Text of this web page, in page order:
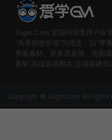
2xgm.Com 是国内深受用户欢
“共享创造价值”为理念，以“尊
界面素材、登录器皮肤、地图
素材,高端游戏脚本,游戏搭建技
Copyright © 2xgm.com All rights